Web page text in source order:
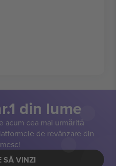
din lume
acum cea mai urmărită
de revânzare din
SĂ VINZI